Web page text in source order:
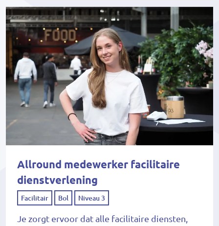
Allround medewerker facilitaire
dienstverlening
Facilitair Bol Niveau 3
Je zorgt ervoor dat alle facilitaire diensten,